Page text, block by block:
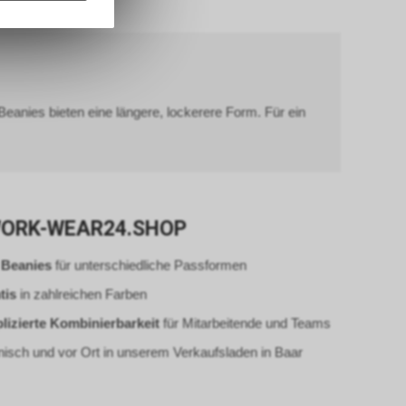
bieten eine längere, lockerere Form. Für ein
WEAR24.SHOP
für unterschiedliche Passformen
in zahlreichen Farben
Kombinierbarkeit für Mitarbeitende und Teams
und vor Ort in unserem Verkaufsladen in Baar
die auf
der
über eine
der
Für